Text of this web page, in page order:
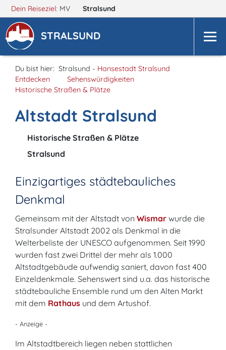
Dein Reiseziel: MV Stralsund
STRALSUND
Du bist hier: Stralsund - Hansestadt Stralsund
Entdecken
Sehenswürdigkeiten
Historische Straßen & Plätze
Altstadt Stralsund
Historische Straßen & Plätze
Stralsund
Einzigartiges städtebauliches
Denkmal
Gemeinsam mit der Altstadt von Wismar wurde die
Stralsunder Altstadt 2002 als Denkmal in die
Welterbeliste der UNESCO aufgenommen. Seit 1990
wurden fast zwei Drittel der mehr als 1.000
Altstadtgebäude aufwendig saniert, davon fast 400
Einzeldenkmale. Sehenswert sind u.a. das historische
städtebauliche Ensemble rund um den Alten Markt
mit dem Rathaus und dem Artushof.
- Anzeige -
Im Altstadtbereich liegen neben stattlichen